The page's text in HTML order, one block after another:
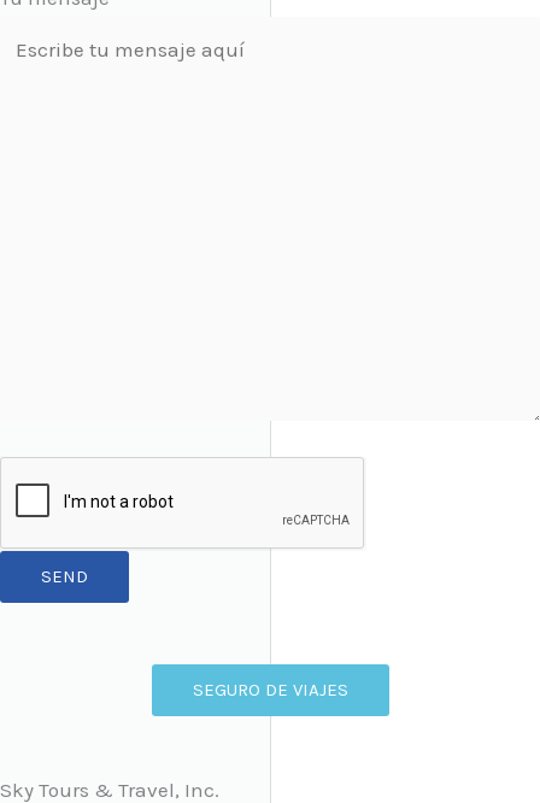
SEGURO DE VIAJES
Sky Tours & Travel, Inc.